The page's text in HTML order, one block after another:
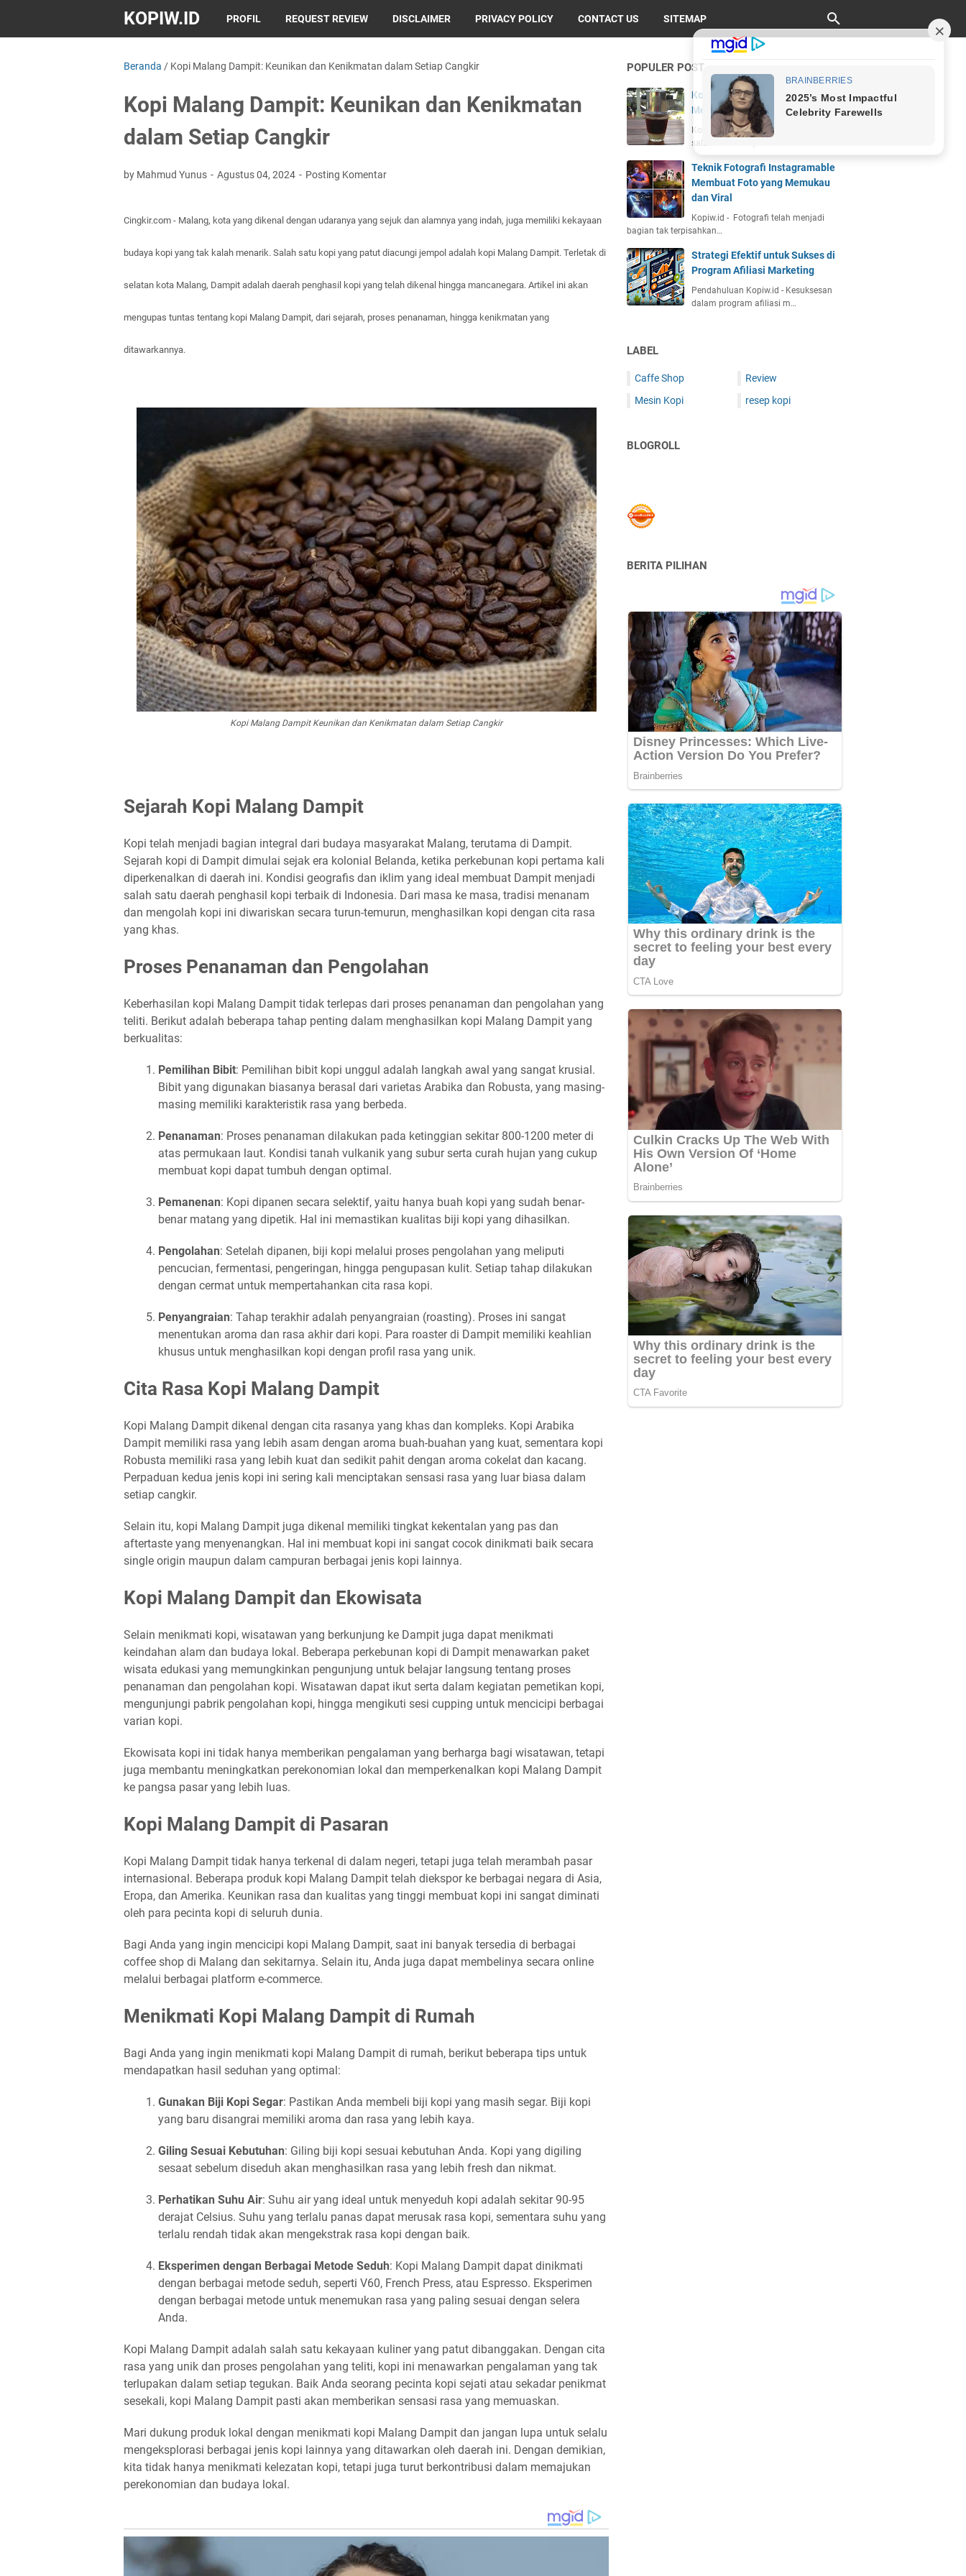
KOPIW.ID PROFIL REQUEST REVIEW DISCLAIMER PRIVACY POLICY CONTACT US SITEMAP
Beranda / Kopi Malang Dampit: Keunikan dan Kenikmatan dalam Setiap Cangkir
Kopi Malang Dampit: Keunikan dan Kenikmatan
dalam Setiap Cangkir
by Mahmud Yunus Agustus 04, 2024 Posting Komentar
Cingkir.com - Malang, kota yang dikenal dengan udaranya yang sejuk dan alamnya yang indah, juga memiliki kekayaan
budaya kopi yang tak kalah menarik. Salah satu kopi yang patut diacungi jempol adalah kopi Malang Dampit. Terletak di
selatan kota Malang, Dampit adalah daerah penghasil kopi yang telah dikenal hingga mancanegara. Artikel ini akan
mengupas tuntas tentang kopi Malang Dampit, dari sejarah, proses penanaman, hingga kenikmatan yang
ditawarkannya.
Kopi Malang Dampit Keunikan dan Kenikmatan dalam Setiap Cangkir
Sejarah Kopi Malang Dampit
Kopi telah menjadi bagian integral dari budaya masyarakat Malang, terutama di Dampit.
Sejarah kopi di Dampit dimulai sejak era kolonial Belanda, ketika perkebunan kopi pertama kali
diperkenalkan di daerah ini. Kondisi geografis dan iklim yang ideal membuat Dampit menjadi
salah satu daerah penghasil kopi terbaik di Indonesia. Dari masa ke masa, tradisi menanam
dan mengolah kopi ini diwariskan secara turun-temurun, menghasilkan kopi dengan cita rasa
yang khas.
Proses Penanaman dan Pengolahan
Keberhasilan kopi Malang Dampit tidak terlepas dari proses penanaman dan pengolahan yang
teliti. Berikut adalah beberapa tahap penting dalam menghasilkan kopi Malang Dampit yang
berkualitas:
Pemilihan Bibit: Pemilihan bibit kopi unggul adalah langkah awal yang sangat krusial.
Bibit yang digunakan biasanya berasal dari varietas Arabika dan Robusta, yang masing-
masing memiliki karakteristik rasa yang berbeda.
Penanaman: Proses penanaman dilakukan pada ketinggian sekitar 800-1200 meter di
atas permukaan laut. Kondisi tanah vulkanik yang subur serta curah hujan yang cukup
membuat kopi dapat tumbuh dengan optimal.
Pemanenan: Kopi dipanen secara selektif, yaitu hanya buah kopi yang sudah benar-
benar matang yang dipetik. Hal ini memastikan kualitas biji kopi yang dihasilkan.
Pengolahan: Setelah dipanen, biji kopi melalui proses pengolahan yang meliputi
pencucian, fermentasi, pengeringan, hingga pengupasan kulit. Setiap tahap dilakukan
dengan cermat untuk mempertahankan cita rasa kopi.
Penyangraian: Tahap terakhir adalah penyangraian (roasting). Proses ini sangat
menentukan aroma dan rasa akhir dari kopi. Para roaster di Dampit memiliki keahlian
khusus untuk menghasilkan kopi dengan profil rasa yang unik.
Cita Rasa Kopi Malang Dampit
Kopi Malang Dampit dikenal dengan cita rasanya yang khas dan kompleks. Kopi Arabika
Dampit memiliki rasa yang lebih asam dengan aroma buah-buahan yang kuat, sementara kopi
Robusta memiliki rasa yang lebih kuat dan sedikit pahit dengan aroma cokelat dan kacang.
Perpaduan kedua jenis kopi ini sering kali menciptakan sensasi rasa yang luar biasa dalam
setiap cangkir.
Selain itu, kopi Malang Dampit juga dikenal memiliki tingkat kekentalan yang pas dan
aftertaste yang menyenangkan. Hal ini membuat kopi ini sangat cocok dinikmati baik secara
single origin maupun dalam campuran berbagai jenis kopi lainnya.
Kopi Malang Dampit dan Ekowisata
Selain menikmati kopi, wisatawan yang berkunjung ke Dampit juga dapat menikmati
keindahan alam dan budaya lokal. Beberapa perkebunan kopi di Dampit menawarkan paket
wisata edukasi yang memungkinkan pengunjung untuk belajar langsung tentang proses
penanaman dan pengolahan kopi. Wisatawan dapat ikut serta dalam kegiatan pemetikan kopi,
mengunjungi pabrik pengolahan kopi, hingga mengikuti sesi cupping untuk mencicipi berbagai
varian kopi.
Ekowisata kopi ini tidak hanya memberikan pengalaman yang berharga bagi wisatawan, tetapi
juga membantu meningkatkan perekonomian lokal dan memperkenalkan kopi Malang Dampit
ke pangsa pasar yang lebih luas.
Kopi Malang Dampit di Pasaran
Kopi Malang Dampit tidak hanya terkenal di dalam negeri, tetapi juga telah merambah pasar
internasional. Beberapa produk kopi Malang Dampit telah diekspor ke berbagai negara di Asia,
Eropa, dan Amerika. Keunikan rasa dan kualitas yang tinggi membuat kopi ini sangat diminati
oleh para pecinta kopi di seluruh dunia.
Bagi Anda yang ingin mencicipi kopi Malang Dampit, saat ini banyak tersedia di berbagai
coffee shop di Malang dan sekitarnya. Selain itu, Anda juga dapat membelinya secara online
melalui berbagai platform e-commerce.
Menikmati Kopi Malang Dampit di Rumah
Bagi Anda yang ingin menikmati kopi Malang Dampit di rumah, berikut beberapa tips untuk
mendapatkan hasil seduhan yang optimal:
Gunakan Biji Kopi Segar: Pastikan Anda membeli biji kopi yang masih segar. Biji kopi
yang baru disangrai memiliki aroma dan rasa yang lebih kaya.
Giling Sesuai Kebutuhan: Giling biji kopi sesuai kebutuhan Anda. Kopi yang digiling
sesaat sebelum diseduh akan menghasilkan rasa yang lebih fresh dan nikmat.
Perhatikan Suhu Air: Suhu air yang ideal untuk menyeduh kopi adalah sekitar 90-95
derajat Celsius. Suhu yang terlalu panas dapat merusak rasa kopi, sementara suhu yang
terlalu rendah tidak akan mengekstrak rasa kopi dengan baik.
Eksperimen dengan Berbagai Metode Seduh: Kopi Malang Dampit dapat dinikmati
dengan berbagai metode seduh, seperti V60, French Press, atau Espresso. Eksperimen
dengan berbagai metode untuk menemukan rasa yang paling sesuai dengan selera
Anda.
Kopi Malang Dampit adalah salah satu kekayaan kuliner yang patut dibanggakan. Dengan cita
rasa yang unik dan proses pengolahan yang teliti, kopi ini menawarkan pengalaman yang tak
terlupakan dalam setiap tegukan. Baik Anda seorang pecinta kopi sejati atau sekadar penikmat
sesekali, kopi Malang Dampit pasti akan memberikan sensasi rasa yang memuaskan.
Mari dukung produk lokal dengan menikmati kopi Malang Dampit dan jangan lupa untuk selalu
mengeksplorasi berbagai jenis kopi lainnya yang ditawarkan oleh daerah ini. Dengan demikian,
kita tidak hanya menikmati kelezatan kopi, tetapi juga turut berkontribusi dalam memajukan
perekonomian dan budaya lokal.
POPULER POST
Kopi Vietnam Drip: Sejarah, Cara
Membuat, dan Cita Rasa Unik
Kopiw.id - Kopi Vietnam drip adalah
salah satu kekayaan bu…
Teknik Fotografi Instagramable
Membuat Foto yang Memukau
dan Viral
Kopiw.id - Fotografi telah menjadi
bagian tak terpisahkan…
Strategi Efektif untuk Sukses di
Program Afiliasi Marketing
Pendahuluan Kopiw.id - Kesuksesan
dalam program afiliasi m…
LABEL
Caffe Shop
Mesin Kopi
Review
resep kopi
BLOGROLL
BERITA PILIHAN